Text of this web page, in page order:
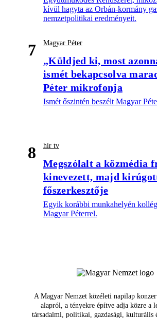
kívül hagyta az Orbán-kormány
nemzetpolitikai eredményeit.
7 Magyar Péter
„Küldjed ki, most
ismét bekapcsolva
Péter mikrofonja
Ismét őszintén beszélt Magyar
8 hír tv
Megszólalt a közmédia
kinevezett, majd
főszerkesztője
Egyik korábbi munkahelyén
Magyar Péterrel.
A Magyar Nemzet közéleti napilap
alapról, a tényekre építve adja közre a
társadalmi, politikai, gazdasági, kulturális